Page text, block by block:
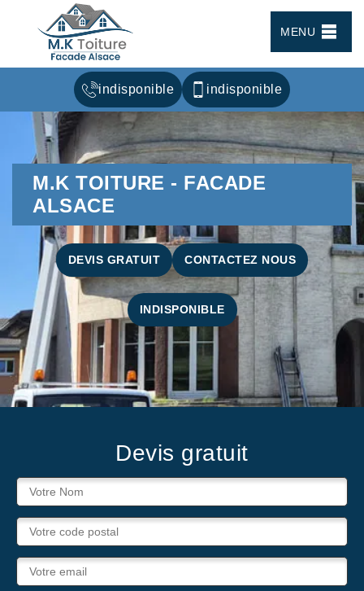
MENU
indisponible indisponible
M.K TOITURE - FACADE
ALSACE
DEVIS GRATUIT CONTACTEZ NOUS
INDISPONIBLE
Devis gratuit